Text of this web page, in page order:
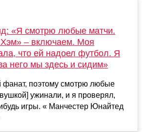
«Я смотрю любые матчи.
– включаем. Моя
что ей надоел футбол. Я
него мы здесь и сидим»
поэтому смотрю любые
ужинали, и я проверял,
игры. « Манчестер Юнайтед